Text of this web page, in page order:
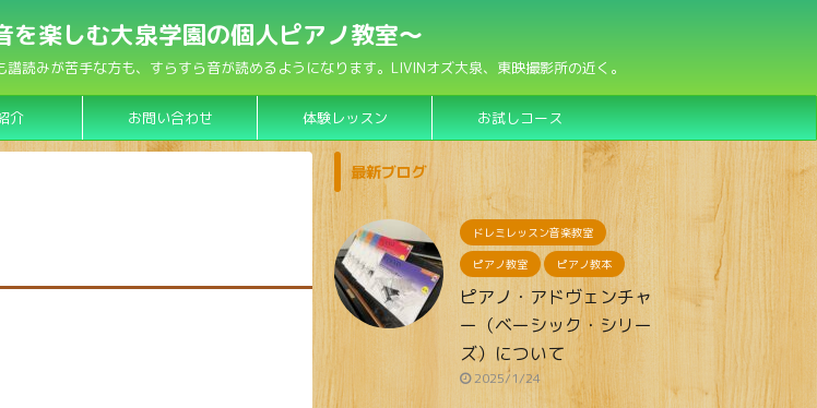
を楽しむ大泉学園の個人ピアノ教室〜
読みが苦手な方も、すらすら音が読めるようになります。LIVINオズ大泉、東映撮影所の近く。
介 お問い合わせ 体験レッスン お試しコース
最新ブログ
ドレミレッスン音楽教室
ピアノ教室 ピアノ教本
ピアノ・アドヴェンチャ
ー（ベーシック・シリー
ズ）について
2025/1/24